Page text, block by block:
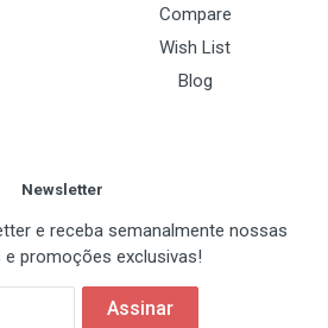
Compare
Wish List
Blog
Newsletter
e receba semanalmente nossas
e promoções exclusivas!
Assinar